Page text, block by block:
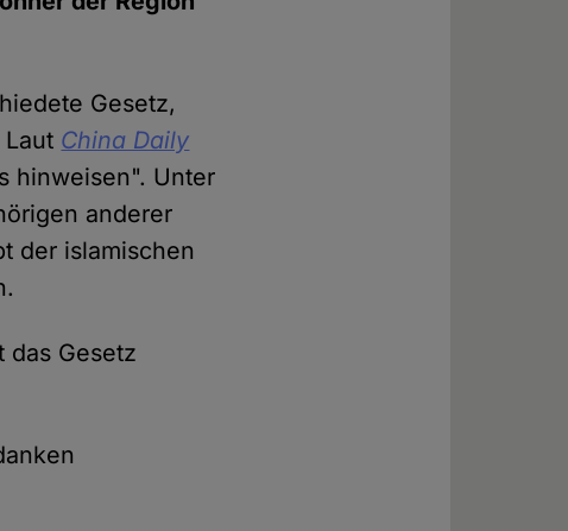
Gesetz,
China Daily
hinweisen". Unter
anderer
der islamischen
das Gesetz